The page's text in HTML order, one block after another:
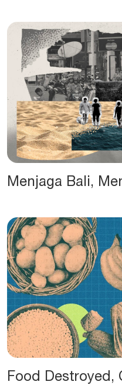
Menjaga Bali,
Food Destroyed,